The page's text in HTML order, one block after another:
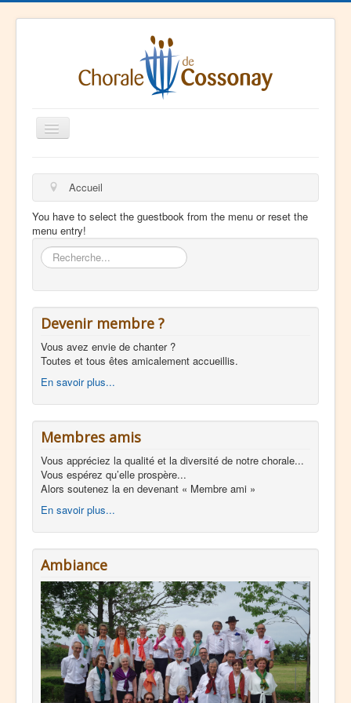
Basculer
la
Agenda
Ressources
Contact
Accueil
You have to select the guestbook from the menu or reset the
menu entry!
Rechercher
Devenir membre ?
Vous avez envie de chanter ?
Toutes et tous êtes amicalement accueillis.
En savoir plus...
Membres amis
Vous appréciez la qualité et la diversité de notre chorale...
Vous espérez qu’elle prospère...
Alors soutenez la en devenant « Membre ami »
En savoir plus...
Ambiance